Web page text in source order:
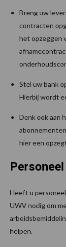
Breng uw
contracten
het opzeggen
Stel uw bank
Hierbij wordt
Denk ook aan
hier een
Personeel
Heeft u
UWV nodig om
helpen.